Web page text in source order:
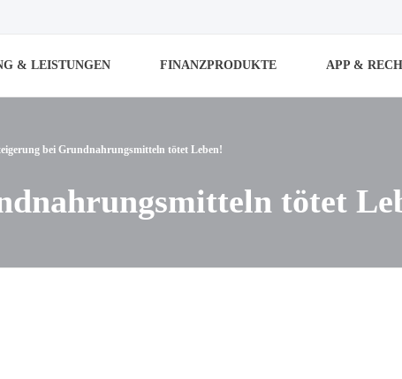
& LEISTUNGEN FINANZPRODUKTE APP &
bei Grundnahrungsmitteln tötet Leben!
tötet